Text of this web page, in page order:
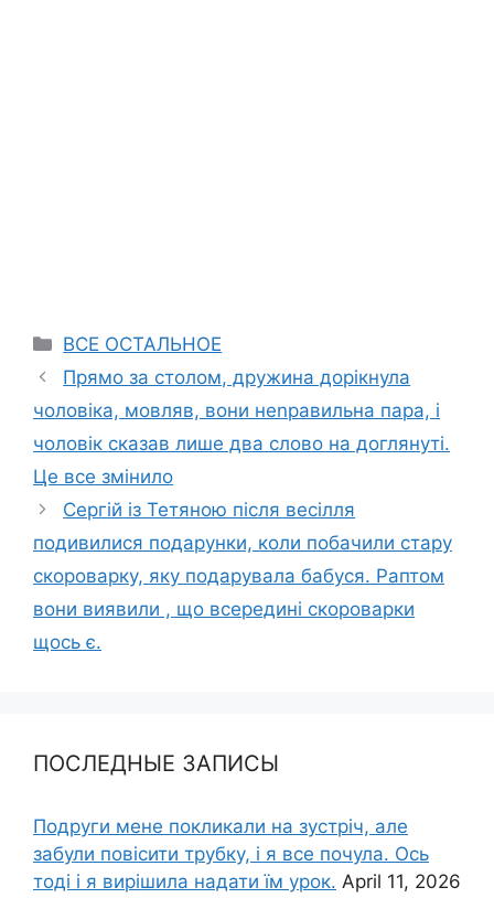
Categories
ВСЕ ОСТАЛЬНОЕ
Прямо за столом, дружина дорікнула
чоловіка, мовляв, вони неnравильна пара, і
чоловік сказав лише два слово на доглянуті.
Це все змінило
Сергій із Тетяною після весілля
подивилися подарунки, коли побачили стару
скороварку, яку подарувала бабуся. Раптом
вони виявили , що всередині скороварки
щось є.
ПОСЛЕДНЫЕ ЗАПИСЫ
Подруги мене покликали на зустріч, але
забули повісити трубку, і я все почула. Ось
тоді і я вирішила надати їм урок. April 11, 2026